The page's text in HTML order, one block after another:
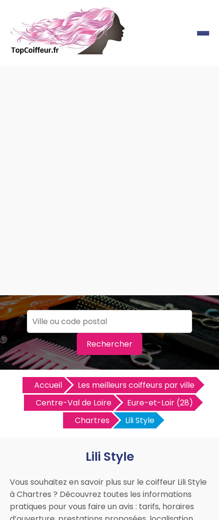
Rechercher
Accueil
Les meilleurs coiffeurs par ville
Centre-Val de Loire
Eure-et-Loir (28)
Chartres
Lili Style
Lili Style
Vous souhaitez en savoir plus sur le coiffeur Lili Style
à Chartres ? Découvrez toutes les informations
pratiques pour vous faire un avis : tarifs, horaires